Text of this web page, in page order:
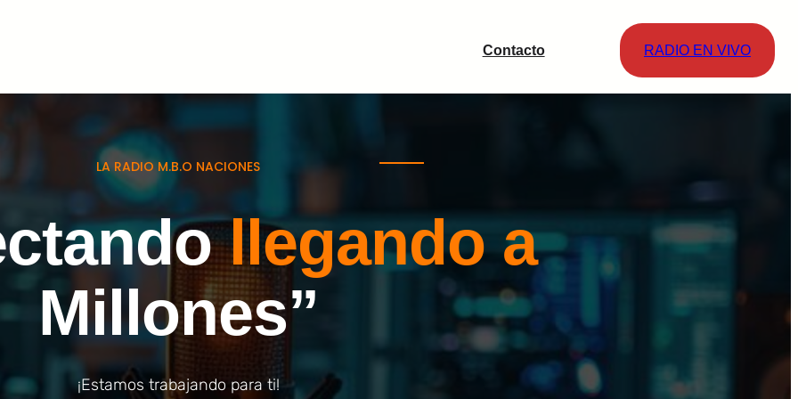
Contacto RADIO EN VIVO
LA RADIO M.B.O NACIONES
llegando a
Millones”
¡Estamos trabajando para ti!